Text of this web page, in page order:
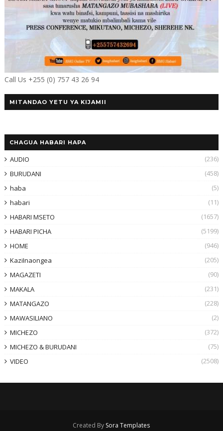
Call Us +255 (0) 757 43 26 94
MITANDAO YETU YA KIJAMII
CHAGUA HABARI HAPA
AUDIO
(236)
BURUDANI
(458)
haba
(5)
habari
(11)
HABARI MSETO
(1657)
HABARI PICHA
(5199)
HOME
(946)
KaziInaongea
(205)
MAGAZETI
(90)
MAKALA
(231)
MATANGAZO
(228)
MAWASILIANO
(2)
MICHEZO
(372)
MICHEZO & BURUDANI
(75)
VIDEO
(2508)
Created By Sora Templates